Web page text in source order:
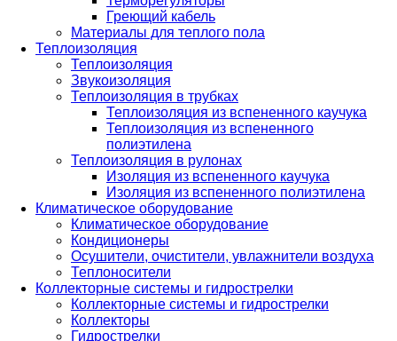
Греющий кабель
Материалы для теплого пола
Теплоизоляция
Теплоизоляция
Звукоизоляция
Теплоизоляция в трубках
Теплоизоляция из вспененного каучука
Теплоизоляция из вспененного
полиэтилена
Теплоизоляция в рулонах
Изоляция из вспененного каучука
Изоляция из вспененного полиэтилена
Климатическое оборудование
Климатическое оборудование
Кондиционеры
Осушители, очистители, увлажнители воздуха
Теплоносители
Коллекторные системы и гидрострелки
Коллекторные системы и гидрострелки
Коллекторы
Гидрострелки